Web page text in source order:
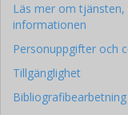
Läs mer om tjänsten,
informationen
Personuppgifter och
Tillgänglighet
Bibliografibearbetning